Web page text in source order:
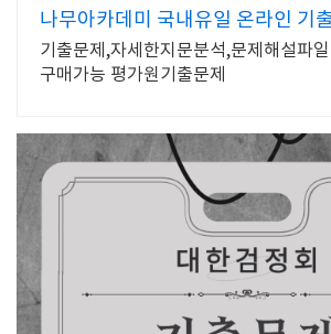
나무아카데미 국내유일 온라인 기
기출문제,자세한지문분석,문제해설파
구매가능 평가원기출문제